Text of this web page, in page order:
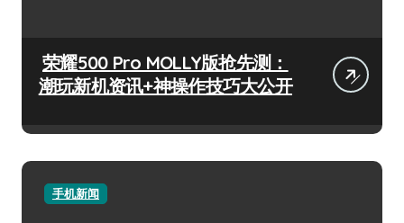
荣耀500 Pro MOLLY版抢先测：
潮玩新机资讯+神操作技巧大公开
手机新闻